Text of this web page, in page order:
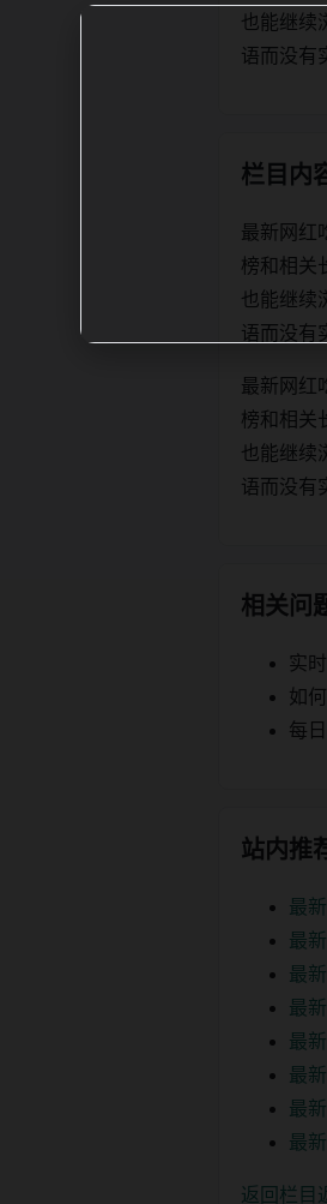
也能继续
语而没有
栏目内
最新网红
榜和相关
也能继续
语而没有
最新网红
榜和相关
也能继续
语而没有
相关问
实
如
每
站内推
最
最
最
最
最
最
最
最
返回栏目